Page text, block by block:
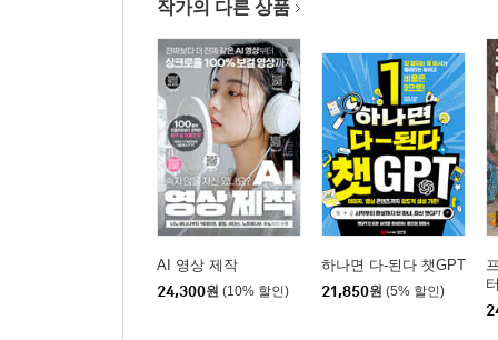
06 내게 맞는 맞춤형 챗GPT 만들기
업무 도우미를 위한 개인 설정
개인 맞춤 설정이 만드는 업무 자동화
PART 02 실전 챗GPT, 일 잘하는 AI 비서 만들기
01 챗GPT에게 잘 질문하는 5가지 법칙
1. 질문의 목적을 분명하게 제시하라
알아두기·질문 설계 노하우
2. 대상 독자와 사용 상황을 함께 설명하라
작가의 다른 상품
AI 영상 제작
24,300원 (10% 할인)
하나면 다-된다 챗GPT
21,850원 (5% 할인)